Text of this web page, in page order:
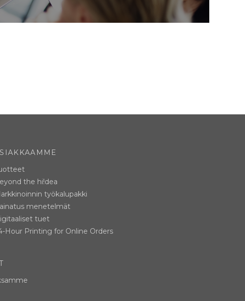
the hi!dea
työkalupakki
menetelmät
tuet
Hour Printing for Online Orders